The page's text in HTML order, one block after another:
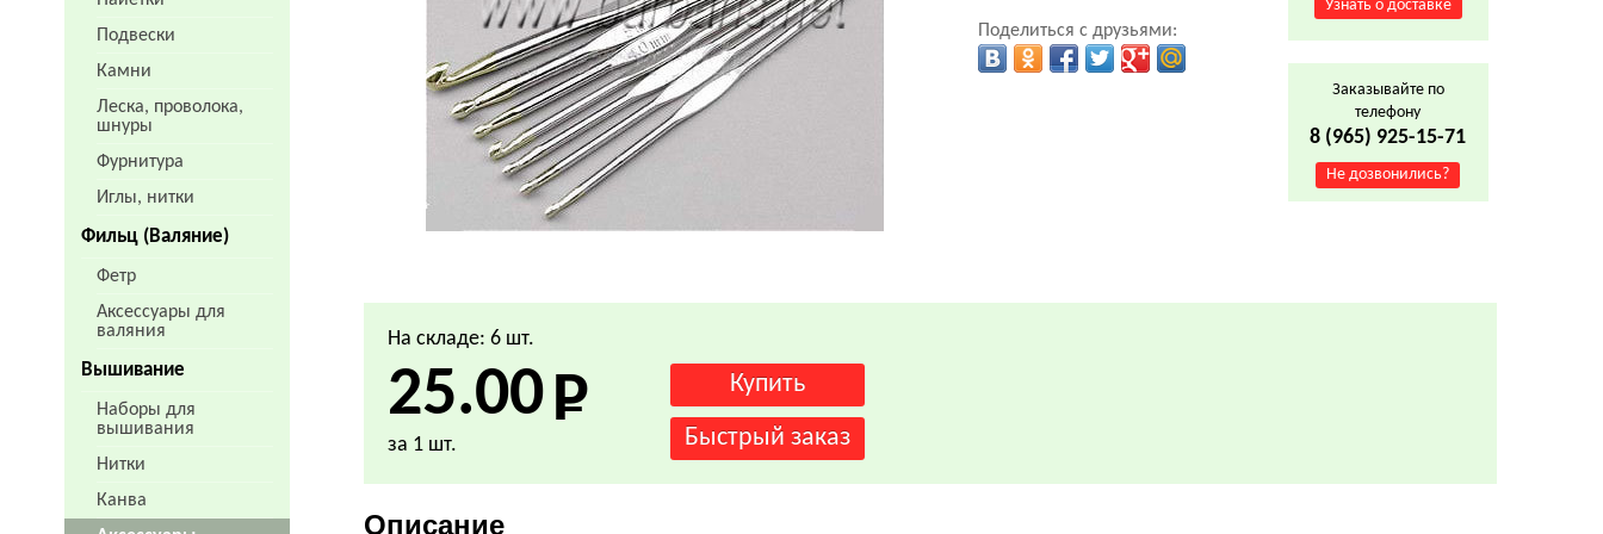
Подвески
Камни
Леска, проволока,
шнуры
Фурнитура
Иглы, нитки
Фильц (Валяние)
Фетр
Аксессуары для
валяния
Вышивание
Наборы для
вышивания
Нитки
Канва
Поделиться с друзьями:
На складе: 6 шт.
25.00
за 1 шт.
Описание
Узнать о доставке
Заказывайте по
телефону
8 (965) 925-15-71
Не дозвонились?